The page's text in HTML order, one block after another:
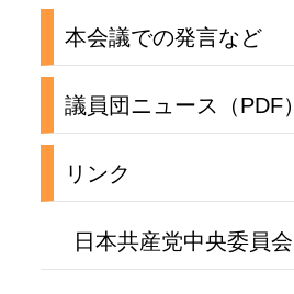
本会議での発言など
議員団ニュース（PDF）
リンク
日本共産党中央委員会